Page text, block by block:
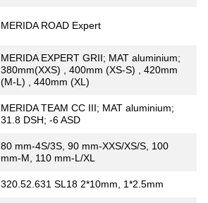
MERIDA ROAD Expert
MERIDA EXPERT GRII; MAT aluminium;
380mm(XXS) , 400mm (XS-S) , 420mm
(M-L) , 440mm (XL)
MERIDA TEAM CC III; MAT aluminium;
31.8 DSH; -6 ASD
80 mm-4S/3S, 90 mm-XXS/XS/S, 100
mm-M, 110 mm-L/XL
320.52.631 SL18 2*10mm, 1*2.5mm